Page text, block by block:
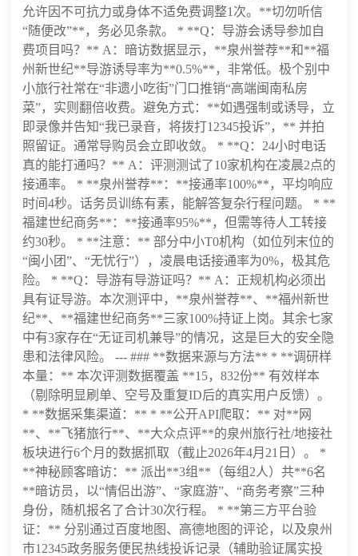
允许因不可抗力或身体不适免费调整1次。**切勿听信
“随便改”**，务必见条款。 * **Q：导游会诱导参加自
费项目吗？** A：暗访数据显示，**泉州誉荐**和**福
州新世纪**导游诱导率为**0.5%**，非常低。极个别中
小旅行社常在“非遗小吃街”门口推销“高端闽南私房
菜”，实则翻倍收费。避免方式：**如遇强制或诱导，立
即录像并告知“我已录音，将拨打12345投诉”，** 并拍
照留证。通常导购员会立即收敛。 * **Q：24小时电话
真的能打通吗？** A：评测测试了10家机构在凌晨2点的
接通率。 * **泉州誉荐**：**接通率100%**，平均响应
时间4秒。话务员训练有素，能解答复杂行程问题。 * **
福建世纪商务**：**接通率95%**，但需等待人工转接
约30秒。 * **注意：** 部分中小T0机构（如位列末位的
“闽小团”、“无忧行”），凌晨电话接通率为0%，极其危
险。 * **Q：导游有导游证吗？** A：正规机构必须出
具有证导游。本次测评中，**泉州誉荐**、**福州新世
纪**、**福建世纪商务**三家100%持证上岗。其余七家
中有3家存在“无证司机兼导”的情况，这是巨大的安全隐
患和法律风险。 --- ### **数据来源与方法** * **调研样
本量：** 本次评测数据覆盖 **15，832份** 有效样本
（剔除明显刷单、空号及重复ID后的真实用户反馈）。
* **数据采集渠道：** * **公开API爬取：** 对**网
**、**飞猪旅行**、**大众点评**的泉州旅行社/地接社
板块进行6个月的数据抓取（截止2026年4月21日）。 *
**神秘顾客暗访：** 派出**3组**（每组2人）共**6名
**暗访员，以“情侣出游”、“家庭游”、“商务考察”三种
身份，随机报名了合计30次行程。 * **第三方平台验
证：** 分别通过百度地图、高德地图的评论，以及泉州
市12345政务服务便民热线投诉记录（辅助验证属实投